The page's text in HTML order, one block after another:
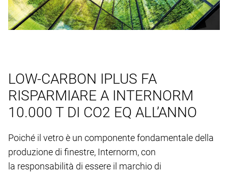
LOW-CARBON IPLUS FA
RISPARMIARE A INTERNORM
10.000 T DI CO2 EQ ALL’ANNO
Poiché il vetro è un componente fondamentale della
produzione di finestre, Internorm, con
la responsabilità di essere il marchio di